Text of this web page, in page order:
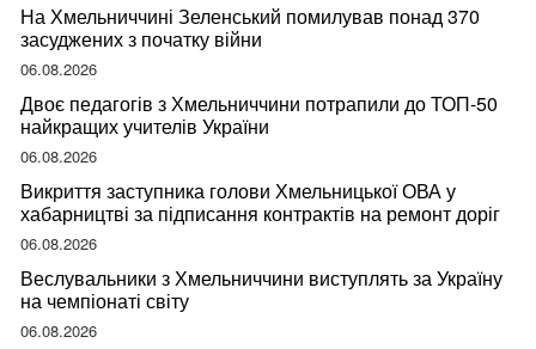
На Хмельниччині Зеленський помилував понад 370
засуджених з початку війни
06.08.2026
Двоє педагогів з Хмельниччини потрапили до ТОП-50
найкращих учителів України
06.08.2026
Викриття заступника голови Хмельницької ОВА у
хабарництві за підписання контрактів на ремонт доріг
06.08.2026
Веслувальники з Хмельниччини виступлять за Україну
на чемпіонаті світу
06.08.2026